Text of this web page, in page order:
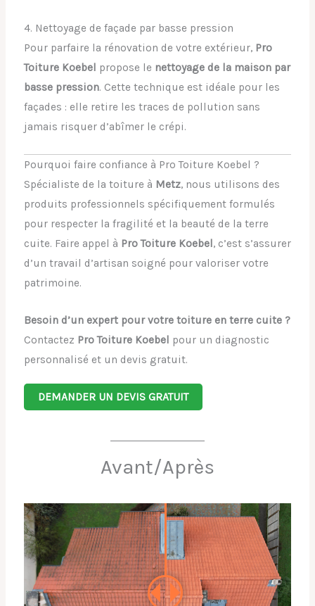
4. Nettoyage de façade par basse pression
Pour parfaire la rénovation de votre extérieur, Pro
Toiture Koebel propose le nettoyage de la maison par
basse pression. Cette technique est idéale pour les
façades : elle retire les traces de pollution sans
jamais risquer d’abîmer le crépi.
Pourquoi faire confiance à Pro Toiture Koebel ?
Spécialiste de la toiture à Metz, nous utilisons des
produits professionnels spécifiquement formulés
pour respecter la fragilité et la beauté de la terre
cuite. Faire appel à Pro Toiture Koebel, c’est s’assurer
d’un travail d’artisan soigné pour valoriser votre
patrimoine.
Besoin d’un expert pour votre toiture en terre cuite ?
Contactez Pro Toiture Koebel pour un diagnostic
personnalisé et un devis gratuit.
DEMANDER UN DEVIS GRATUIT
Avant/Après